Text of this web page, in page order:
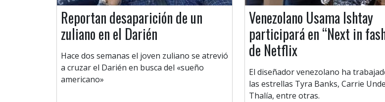
Reportan desaparición de un
zuliano en el Darién
Hace dos semanas el joven zuliano se atrevió
a cruzar el Darién en busca del «sueño
americano»
Venezolano Usama Ishtay
participará en “Next in
de Netflix
El diseñador venezolano ha
las estrellas Tyra Banks, Carrie
Thalía, entre otras.